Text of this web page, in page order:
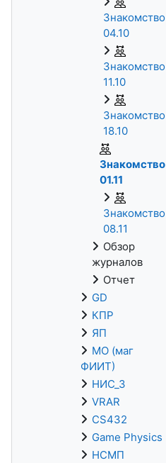
Знакомство
04.10
Знакомство
11.10
Знакомство
18.10
Знакомство
01.11
Знакомство
08.11
Обзор
журналов
Отчет
GD
КПР
ЯП
МО (маг
ФИИТ)
НИС_3
VRAR
CS432
Game Physics
НСМП